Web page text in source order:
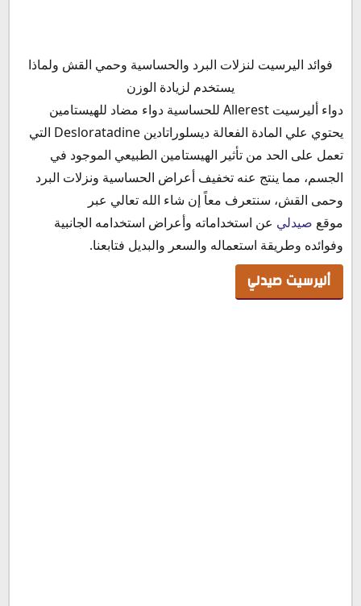
أليرسيت صيدلي
آلية عمل دواء أليرسيت
ما هو دواء أليرسيت
دواعي استعمال دواء أليرسيت
الأعراض الجانبية لدواء أليرسيت
موانع استخدام أليرسيت
هل أليرسيت مضاد حيوي؟
هل دواء أليرسيت يزيد الوزن
أليرسيت للحامل
أليرسيت والرضاعة
أليرسيت للأطفال
فوائد اليرسيت لنزلات البرد والحساسية وحمي القش ولماذا
يستخدم لزيادة الوزن
دواء أليرسيت Allerest للحساسية دواء مضاد للهيستامين
يحتوي علي المادة الفعالة ديسلوراتادين Desloratadine التي
تعمل على الحد من تأثير الهيستامين الطبيعي الموجود في
الجسم، مما ينتج عنه تخفيف أعراض الحساسية ونزلات البرد
وحمى القش، سنتعرف معاً إن شاء الله تعالي عبر
موقع صيدلي عن استخداماته وأعراض استخدامه الجانبية
وفوائده وطريقة استعماله والسعر والبديل فتابعنا.
أليرسيت صيدلي